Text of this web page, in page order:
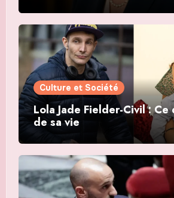
Culture et Société
Lola Jade Fielder-Civil : Ce
de sa vie